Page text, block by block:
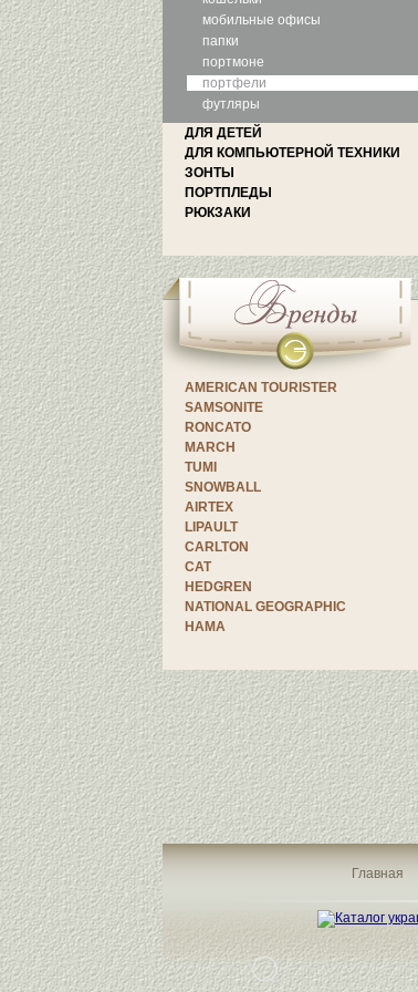
мобильные офисы
папки
портмоне
портфели
футляры
ДЛЯ ДЕТЕЙ
ДЛЯ КОМПЬЮТЕРНОЙ ТЕХНИКИ
ЗОНТЫ
ПОРТПЛЕДЫ
РЮКЗАКИ
AMERICAN TOURISTER
SAMSONITE
RONCATO
MARCH
TUMI
SNOWBALL
AIRTEX
LIPAULT
CARLTON
CAT
HEDGREN
NATIONAL GEOGRAPHIC
HAMA
Главная